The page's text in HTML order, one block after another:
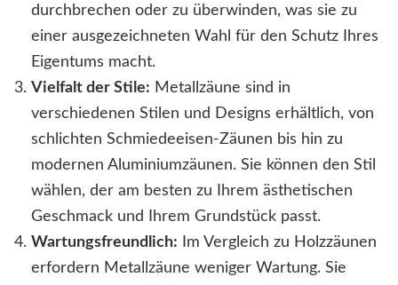
durchbrechen oder zu überwinden, was sie zu
einer ausgezeichneten Wahl für den Schutz Ihres
Eigentums macht.
Vielfalt der Stile: Metallzäune sind in
verschiedenen Stilen und Designs erhältlich, von
schlichten Schmiedeeisen-Zäunen bis hin zu
modernen Aluminiumzäunen. Sie können den Stil
wählen, der am besten zu Ihrem ästhetischen
Geschmack und Ihrem Grundstück passt.
Wartungsfreundlich: Im Vergleich zu Holzzäunen
erfordern Metallzäune weniger Wartung. Sie